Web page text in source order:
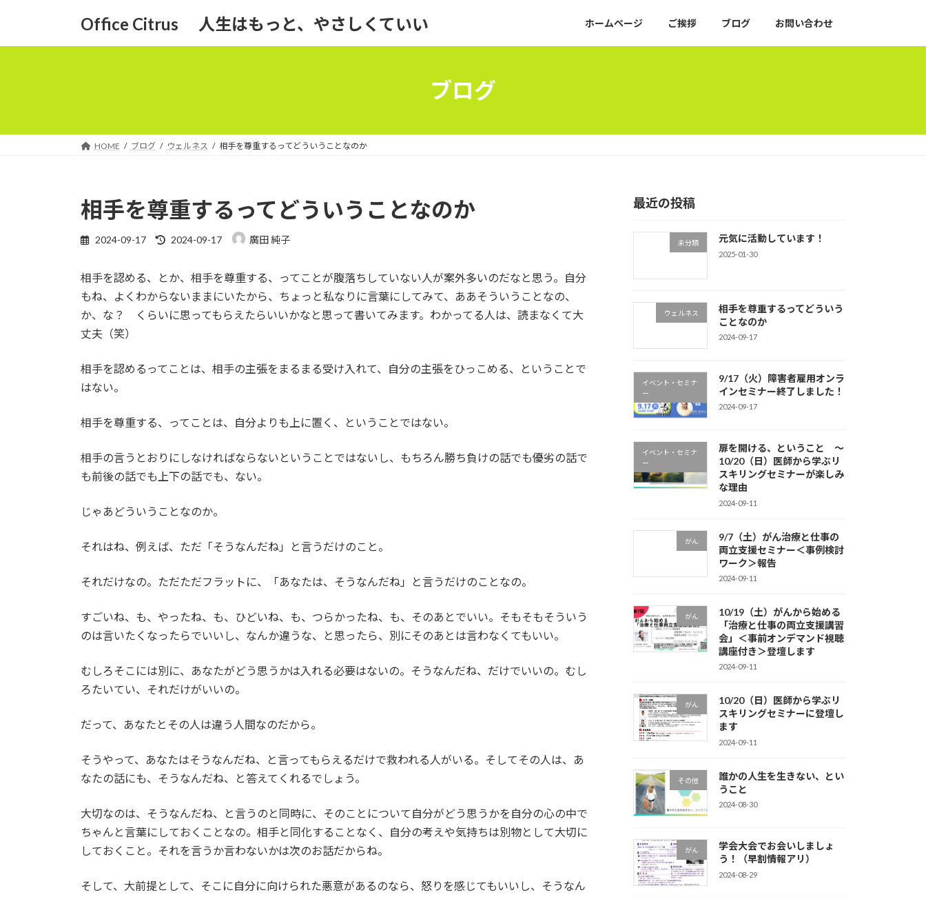
Office Citrus 人生はもっと、やさしくていい ホームページ ご挨拶 ブログ お問い合わせ
ブログ
HOME ブログ ウェルネス 相手を尊重するってどういうことなのか
相手を尊重するってどういうことなのか
2024-09-17
最
新
日
:
2024-09-17 廣田 純子
相手を認める、とか、相手を尊重する、ってことが腹落ちしていない人が案外多いのだなと思う。自分
もね、よくわからないままにいたから、ちょっと私なりに言葉にしてみて、ああそういうことなの、
か、な？ くらいに思ってもらえたらいいかなと思って書いてみます。わかってる人は、読まなくて大
丈夫（笑）
相手を認めるってことは、相手の主張をまるまる受け入れて、自分の主張をひっこめる、ということで
はない。
相手を尊重する、ってことは、自分よりも上に置く、ということではない。
相手の言うとおりにしなければならないということではないし、もちろん勝ち負けの話でも優劣の話で
も前後の話でも上下の話でも、ない。
じゃあどういうことなのか。
それはね、例えば、ただ「そうなんだね」と言うだけのこと。
それだけなの。ただただフラットに、「あなたは、そうなんだね」と言うだけのことなの。
すごいね、も、やったね、も、ひどいね、も、つらかったね、も、そのあとでいい。そもそもそういう
のは言いたくなったらでいいし、なんか違うな、と思ったら、別にそのあとは言わなくてもいい。
むしろそこには別に、あなたがどう思うかは入れる必要はないの。そうなんだね、だけでいいの。むし
ろたいてい、それだけがいいの。
だって、あなたとその人は違う人間なのだから。
そうやって、あなたはそうなんだね、と言ってもらえるだけで救われる人がいる。そしてその人は、あ
なたの話にも、そうなんだね、と答えてくれるでしょう。
大切なのは、そうなんだね、と言うのと同時に、そのことについて自分がどう思うかを自分の心の中で
ちゃんと言葉にしておくことなの。相手と同化することなく、自分の考えや気持ちは別物として大切に
しておくこと。それを言うか言わないかは次のお話だからね。
そして、大前提として、そこに自分に向けられた悪意があるのなら、怒りを感じてもいいし、そうなん
最近の投稿
未分類 元気に活動しています！
2025-01-30
ウェルネス
相手を尊重するってどういう
ことなのか
2024-09-17
イベント・セミナ
ー
9/17（火）障害者雇用オンラ
インセミナー終了しました！
2024-09-17
イベント・セミナ
ー
扉を開ける、ということ ～
10/20（日）医師から学ぶリ
スキリングセミナーが楽しみ
な理由
2024-09-11
がん
9/7（土）がん治療と仕事の
両立支援セミナー＜事例検討
ワーク＞報告
2024-09-11
がん
10/19（土）がんから始める
「治療と仕事の両立支援講習
会」＜事前オンデマンド視聴
講座付き＞登壇します
2024-09-11
がん
10/20（日）医師から学ぶリ
スキリングセミナーに登壇し
ます
2024-09-11
その他
誰かの人生を生きない、とい
うこと
2024-08-30
がん
学会大会でお会いしましょ
う！（早割情報アリ）
2024-08-29